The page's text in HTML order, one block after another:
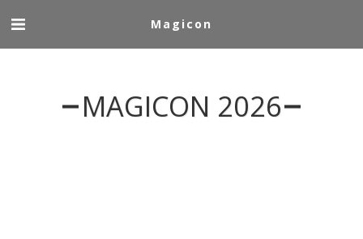
Magicon
MAGICON 2026